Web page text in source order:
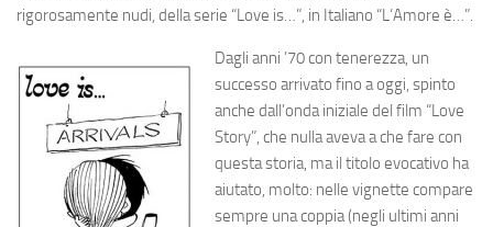
rigorosamente nudi, della serie “Love is…”, in Italiano “L’Amore è…”.
Dagli anni ’70 con tenerezza, un
successo arrivato fino a oggi, spinto
anche dall’onda iniziale del film “Love
Story”, che nulla aveva a che fare con
questa storia, ma il titolo evocativo ha
aiutato, molto: nelle vignette compare
sempre una coppia (negli ultimi anni